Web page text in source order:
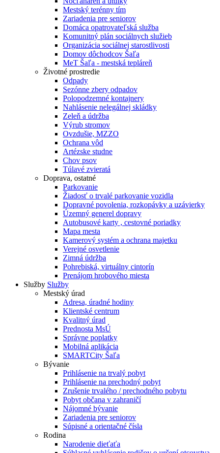
Mestský terénny tím
Zariadenia pre seniorov
Domáca opatrovateľská služba
Komunitný plán sociálnych služieb
Organizácia sociálnej starostlivosti
Domov dôchodcov Šaľa
MeT Šaľa - mestská tepláreň
Životné prostredie
Odpady
Sezónne zbery odpadov
Polopodzemné kontajnery
Nahlásenie nelegálnej skládky
Zeleň a údržba
Výrub stromov
Ovzdušie, MZZO
Ochrana vôd
Artézske studne
Chov psov
Túlavé zvieratá
Doprava, ostatné
Parkovanie
Žiadosť o trvalé parkovanie vozidla
Dopravné povolenia, rozkopávky a uzávierky
Územný generel dopravy
Autobusové karty , cestovné poriadky
Mapa mesta
Kamerový systém a ochrana majetku
Verejné osvetlenie
Zimná údržba
Pohrebiská, virtuálny cintorín
Prenájom hrobového miesta
Služby Služby
Mestský úrad
Adresa, úradné hodiny
Klientské centrum
Kvalitný úrad
Prednosta MsÚ
Správne poplatky
Mobilná aplikácia
SMARTCity Šaľa
Bývanie
Prihlásenie na trvalý pobyt
Prihlásenie na prechodný pobyt
Zrušenie trvalého / prechodného pobytu
Pobyt občana v zahraničí
Nájomné bývanie
Zariadenia pre seniorov
Súpisné a orientačné čísla
Rodina
Narodenie dieťaťa